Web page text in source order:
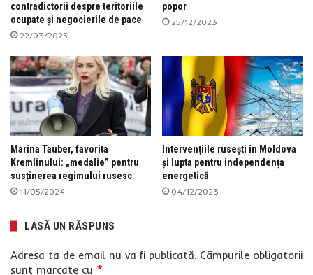
contradictorii despre teritoriile
ocupate și negocierile de pace
22/03/2025
popor
25/12/2023
Marina Tauber, favorita
Kremlinului: „medalie” pentru
susținerea regimului rusesc
11/05/2024
Intervențiile rusești în Moldova
și lupta pentru independența
energetică
04/12/2023
LASĂ UN RĂSPUNS
Adresa ta de email nu va fi publicată. Câmpurile obligatorii
sunt marcate cu *